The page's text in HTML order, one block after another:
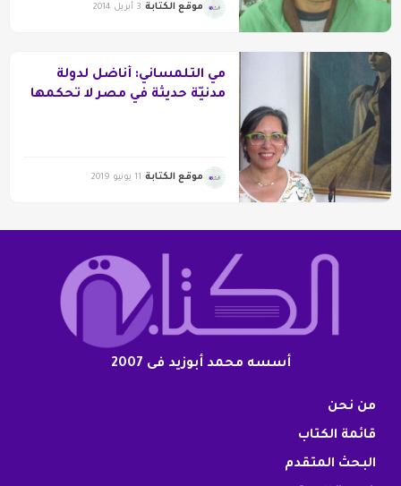
موقع الكتابة 3 أبريل 2014
مي التلمساني: أناضل لدولة
مدنيّة حديثة في مصر لا تحكمها
موقع الكتابة 11 يونيو 2019
أسسه محمد أبوزيد فى 2007
من نحن
قائمة الكتاب
البحث المتقدم